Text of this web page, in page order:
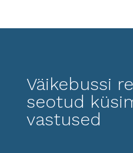
Väikebussi
seotud
vastused